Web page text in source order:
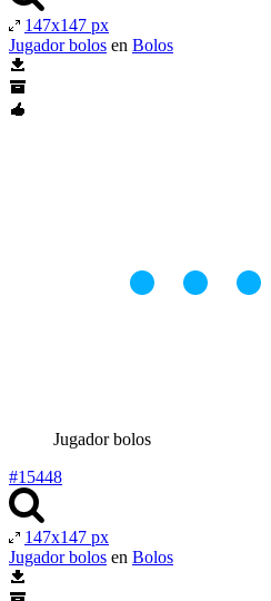
147x147 px
Jugador bolos en Bolos
Jugador bolos
#15448
147x147 px
Jugador bolos en Bolos